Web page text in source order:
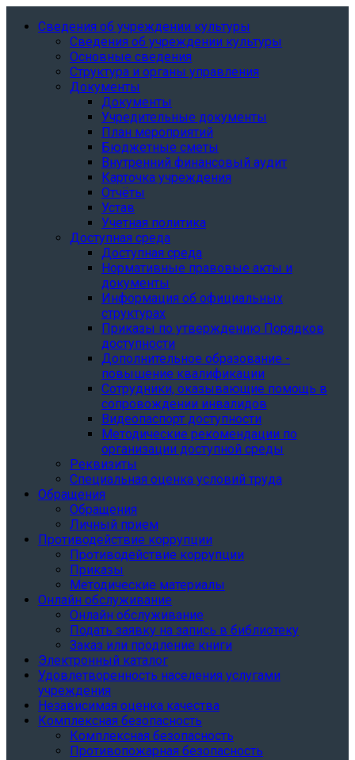
Сведения об учреждении культуры
Сведения об учреждении культуры
Основные сведения
Структура и органы управления
Документы
Документы
Учредительные документы
План мероприятий
Бюджетные сметы
Внутренний финансовый аудит
Карточка учреждения
Отчёты
Устав
Учетная политика
Доступная среда
Доступная среда
Нормативные правовые акты и
документы
Информация об официальных
структурах
Приказы по утверждению Порядков
доступности
Дополнительное образование -
повышение квалификации
Сотрудники, оказывающие помощь в
сопровождении инвалидов
Видеопаспорт доступности
Методические рекомендации по
организации доступной среды
Реквизиты
Специальная оценка условий труда
Обращения
Обращения
Личный прием
Противодействие коррупции
Противодействие коррупции
Приказы
Методические материалы
Онлайн обслуживание
Онлайн обслуживание
Подать заявку на запись в библиотеку
Заказ или продление книги
Электронный каталог
Удовлетворенность населения услугами
учреждения
Независимая оценка качества
Комплексная безопасность
Комплексная безопасность
Противопожарная безопасность